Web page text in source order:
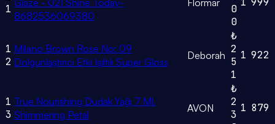
1 Glaze - 021 Shine Today-
8682536069380
Flormar
0
0
1
2
Milano Brown Rose No: 09
Dolgunlaştırıcı Etki Işıltılı Super Gloss
Deborah
₺
2
5
1
1 922
1
3
True Nourishing Dudak Yağı 7 Ml.
Shimmering Petal
AVON
₺
2
3
1 879